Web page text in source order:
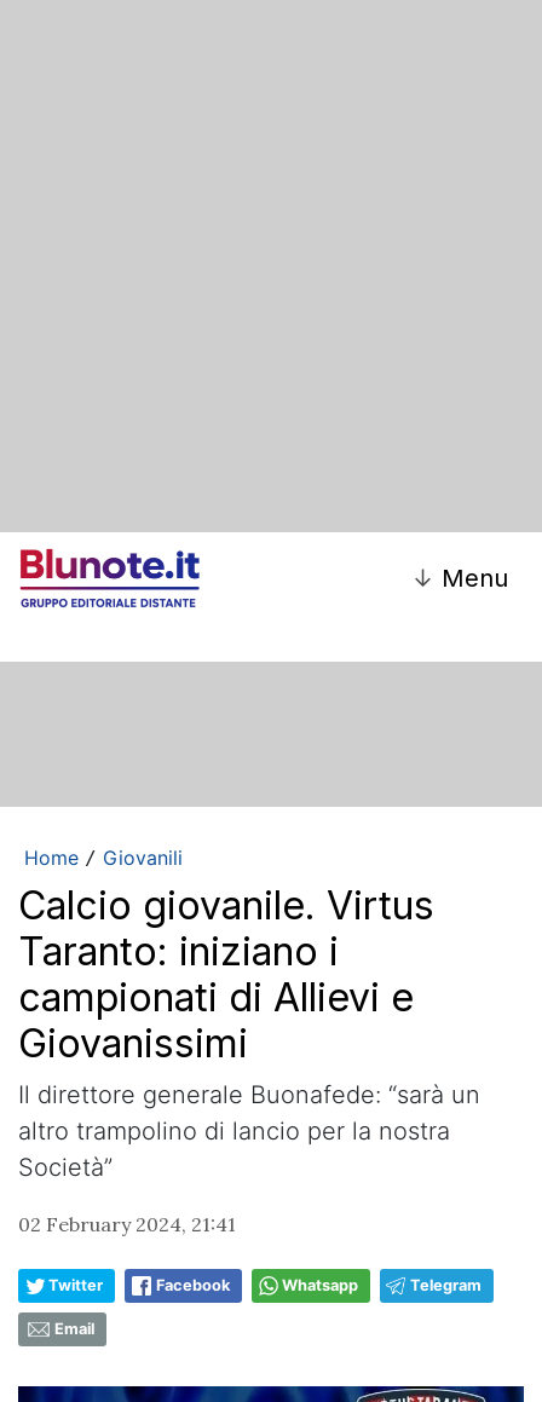
↓ Menu
Home / Giovanili
Calcio giovanile. Virtus
Taranto: iniziano i
campionati di Allievi e
Giovanissimi
Il direttore generale Buonafede: “sarà un
altro trampolino di lancio per la nostra
Società”
02 February 2024, 21:41
Twitter Facebook Whatsapp Telegram
Email